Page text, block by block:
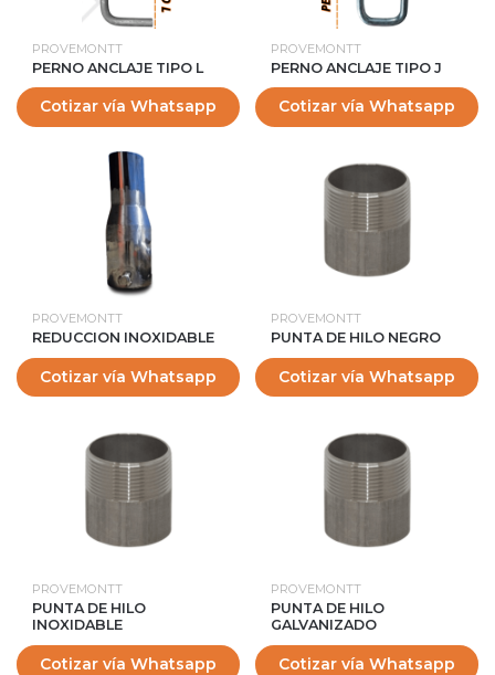
PROVEMONTT
PERNO ANCLAJE TIPO L
Cotizar vía Whatsapp
PROVEMONTT
PERNO ANCLAJE TIPO J
Cotizar vía Whatsapp
PROVEMONTT
REDUCCION INOXIDABLE
Cotizar vía Whatsapp
PROVEMONTT
PUNTA DE HILO NEGRO
Cotizar vía Whatsapp
PROVEMONTT
PUNTA DE HILO
INOXIDABLE
Cotizar vía Whatsapp
PROVEMONTT
PUNTA DE HILO
GALVANIZADO
Cotizar vía Whatsapp